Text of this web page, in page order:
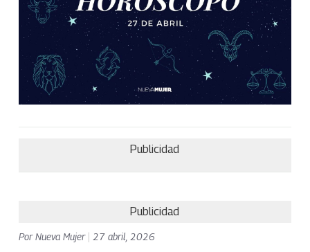
Publicidad
Publicidad
PorNueva Mujer 27 abril, 2026